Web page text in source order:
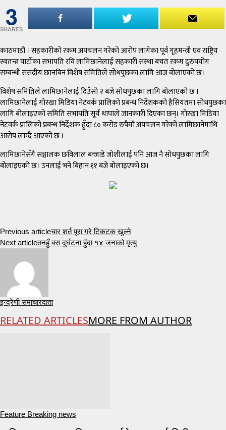
3
SHARES
काठमाडौं । सहकारीको रकम अपचलन गरेको आरोप लागेका पूर्व गृहमन्त्री एवं राष्ट्रिय
स्वतन्त्र पार्टीका सभापति रवि लामिछानेलाई सहकारी संस्था बचत रकम दुरुपयोग
सम्बन्धी संसदीय छानबिन विशेष समितिले सोधपुछका लागि आज बोलाएको छ।
विशेष समितिले लामिछानेलाई दिउँसो २ बजे सोधपुछका लागि बोलाएको छ ।
लामिछानेलाई गोरखा मिडिया नेटवर्क प्रालिको प्रबन्ध निर्देशकको हैसियतमा सोधपुछका
लागि बोलाइएको समिति सभापति सूर्य थापाले जानकारी दिएका छन्। गोरखा मिडिया
नेटवर्क प्रालिको प्रबन्ध निर्देशक हुँदा ८० करोड रुपैयाँ अपचलन गरेको लामिछानेमाथि
आरोप लाग्दै आएको छ ।
लामिछानेसँगै सञ्चालक छविलाल बन्जाडे जोशीलाई पनि आज नै सोधपुछका लागि
बोलाइएको छ। उनलाई भने बिहान ११ बजे बोलाइएको छ।
Previous articleचार शर्त पूरा गरे टिकटक खुल्ने
Next articleतनहुँ बस दुर्घटना हुँदा १४ जनाको मृत्यु
इन्द्रेणी समाचारदाता
RELATED ARTICLESMORE FROM AUTHOR
Feature Breaking news